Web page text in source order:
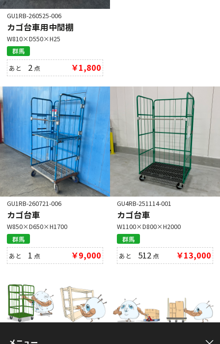
GU1RB-260525-006
カゴ台車用中間棚
W810×D550×H25
群馬
あと 2 点 ￥1,800
GU1RB-260721-006
カゴ台車
W850×D650×H1700
群馬
あと 1 点 ￥9,000
GU4RB-251114-001
カゴ台車
W1100×D800×H2000
群馬
あと 512 点 ￥13,000